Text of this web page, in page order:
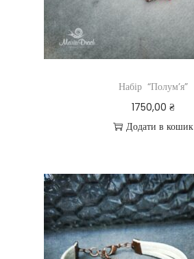
Набір “Полум’я”
1750,00₴
Додати в кошик